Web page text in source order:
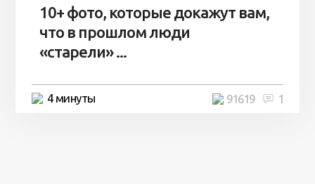
10+ фото, которые докажут вам,
что в прошлом люди
«старели» ...
4 минуты 1
91619